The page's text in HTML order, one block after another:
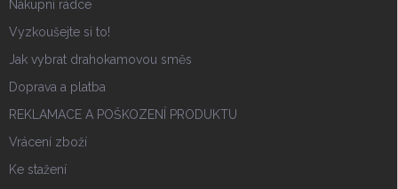
Nákupní rádce
Vyzkoušejte si to!
Jak vybrat drahokamovou směs
Doprava a platba
REKLAMACE A POŠKOZENÍ PRODUKTU
Vrácení zboží
Ke stažení